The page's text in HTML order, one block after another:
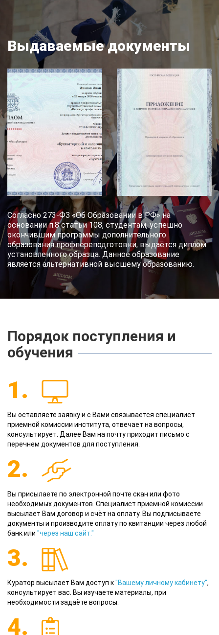
Выдаваемые документы
Согласно 273-ФЗ «Об Образовании в РФ» на
основании п.8 статьи 108, студентам, успешно
окончившим программы дополнительного
образования профпереподготовки, выдаётся диплом
установленного образца. Данное образование
является альтернативной высшему образованию.
Порядок поступления и
обучения
1.
Вы оставляете заявку и с Вами связывается специалист
приемной комиссии института, отвечает на вопросы,
консультирует. Далее Вам на почту приходит письмо с
перечнем документов для поступления.
2.
Вы присылаете по электронной почте скан или фото
необходимых документов. Специалист приемной комиссии
высылает Вам договор и счёт на оплату. Вы подписываете
документы и производите оплату по квитанции через любой
банк или "через наш сайт."
3.
Куратор высылает Вам доступ к"Вашему личному кабинету",
консультирует вас. Вы изучаете материалы, при
необходимости задаёте вопросы.
4.